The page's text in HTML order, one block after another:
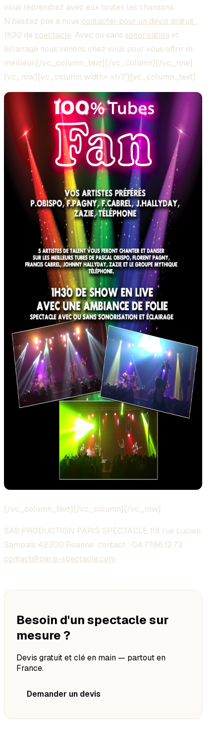
vous reprendrez avec eux toutes les chansons.
N’hésitez pas à nous contacter pour un devis gratuit .
1h30 de spectacle. Avec ou sans sonorisation et
éclairage nous venons chez vous pour vous offrir le
meilleur.[/vc_column_text][/vc_column][/vc_row]
[vc_row][vc_column width= »1/1″][vc_column_text]
[/vc_column_text][/vc_column][/vc_row]
SAS PRODUCTION PARIS SPECTACLE 118 rue Lucien
Sampaix 42300 Roanne contact : 04.77.66.12.73
contact@paris-spectacle.com
Besoin d'un spectacle sur
mesure ?
Devis gratuit et clé en main — partout en
France.
Demander un devis